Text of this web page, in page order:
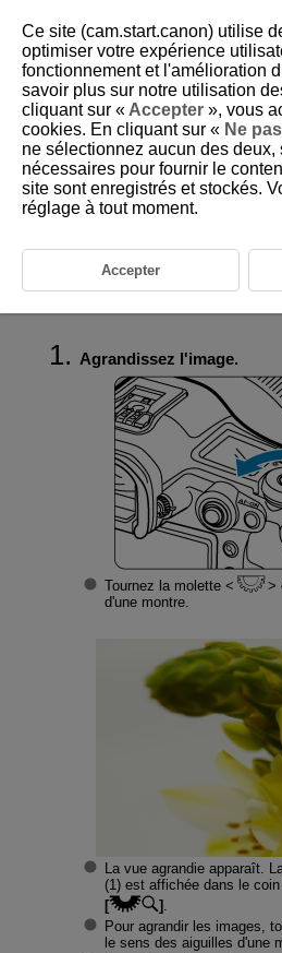
D305-139
Affichage de l'image
Réglage du ratio d'agrandissement
Agrandissement pour les images
Agrandissez l'image.
Tournez la molette
d'une montre.
La vue agrandie apparaît.
(1) est affichée dans le
[
]
Pour agrandir les images,
le sens des aiguilles d'une
Ce site (cam.start.canon) utilise
optimiser votre expérience
fonctionnement et l'amélioration
savoir plus sur notre utilisation
cliquant sur « Accepter », vous
cookies. En cliquant sur « Ne
ne sélectionnez aucun des
nécessaires pour fournir le
site sont enregistrés et stockés.
réglage à tout moment.
Accepter